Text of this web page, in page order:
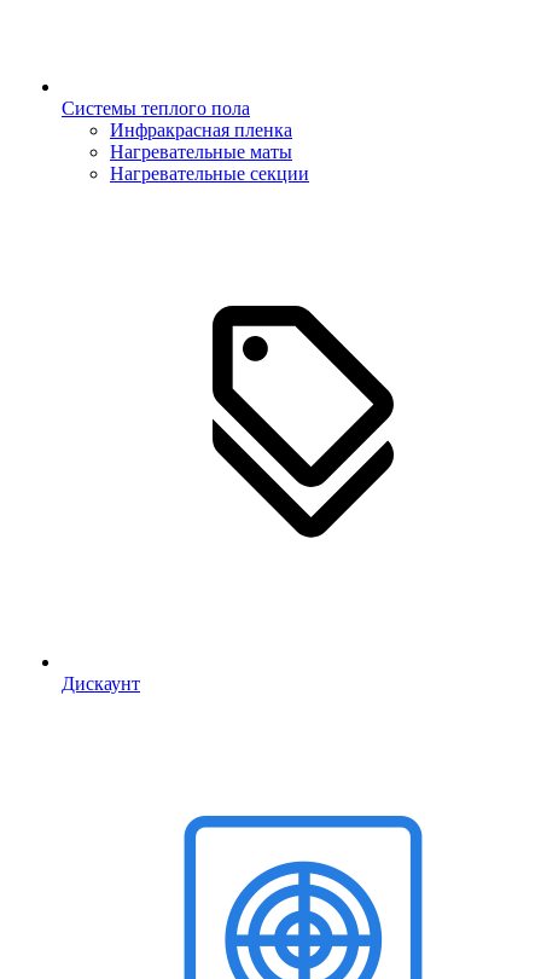
Системы теплого пола
Инфракрасная пленка
Нагревательные маты
Нагревательные секции
Дискаунт